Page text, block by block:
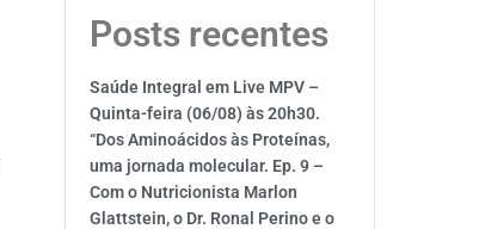
Posts recentes
Saúde Integral em Live MPV –
Quinta-feira (06/08) às 20h30.
“Dos Aminoácidos às Proteínas,
uma jornada molecular. Ep. 9 –
Com o Nutricionista Marlon
Glattstein, o Dr. Ronal Perino e o